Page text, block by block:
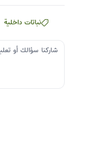
نباتات داخلية